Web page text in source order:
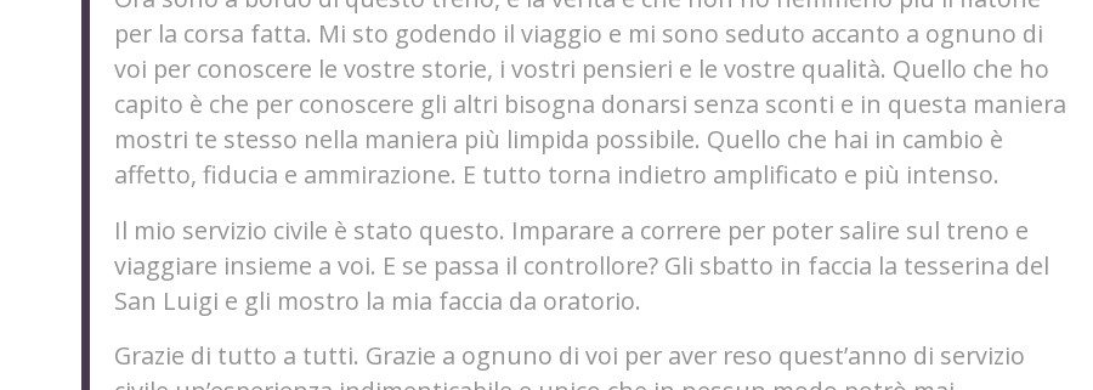
per la corsa fatta. Mi sto godendo il viaggio e mi sono seduto accanto a ognuno di
voi per conoscere le vostre storie, i vostri pensieri e le vostre qualità. Quello che ho
capito è che per conoscere gli altri bisogna donarsi senza sconti e in questa maniera
mostri te stesso nella maniera più limpida possibile. Quello che hai in cambio è
affetto, fiducia e ammirazione. E tutto torna indietro amplificato e più intenso.
Il mio servizio civile è stato questo. Imparare a correre per poter salire sul treno e
viaggiare insieme a voi. E se passa il controllore? Gli sbatto in faccia la tesserina del
San Luigi e gli mostro la mia faccia da oratorio.
Grazie di tutto a tutti. Grazie a ognuno di voi per aver reso quest’anno di servizio